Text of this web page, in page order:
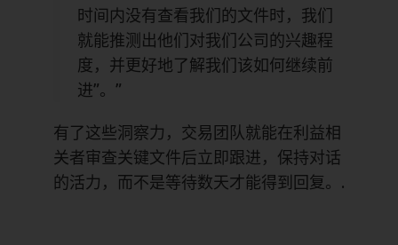
时间内没有查看我们的文件时，我们
就能推测出他们对我们公司的兴趣程
度，并更好地了解我们该如何继续前
进”。”
有了这些洞察力，交易团队就能在利益相
关者审查关键文件后立即跟进，保持对话
的活力，而不是等待数天才能得到回复。.